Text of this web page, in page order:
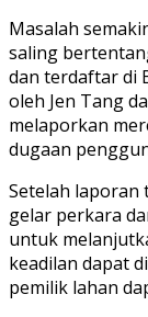
Masalah
saling
dan terdaftar di
oleh Jen Tang
melaporkan
dugaan
Setelah laporan
gelar perkara
untuk
keadilan dapat
pemilik lahan